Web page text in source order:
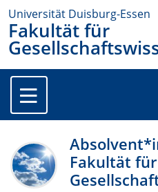
Universität Duisburg-Essen
Fakultät für
Fakultät für